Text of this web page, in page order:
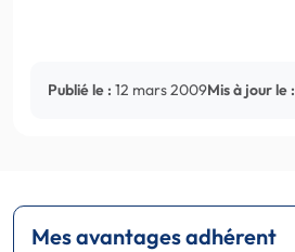
Publié le : 12 mars 2009Mis à jour le :
Mes avantages adhérent